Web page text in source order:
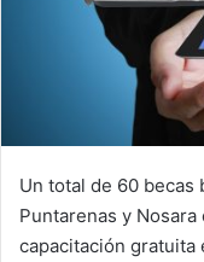
Un total de 60 becas
Puntarenas y
capacitación